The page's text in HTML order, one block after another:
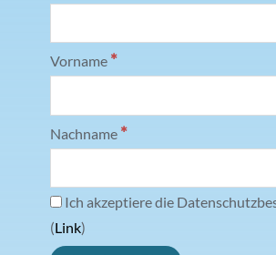
Vorname *
Nachname *
Ich akzeptiere die
(Link)